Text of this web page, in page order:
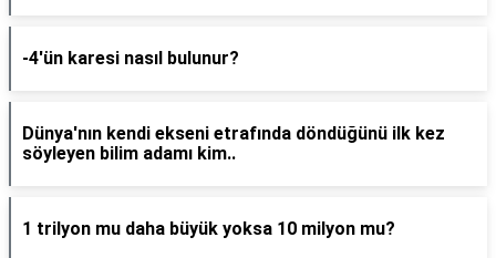
-4'ün karesi nasıl bulunur?
Dünya'nın kendi ekseni etrafında döndüğünü ilk kez
söyleyen bilim adamı kim..
1 trilyon mu daha büyük yoksa 10 milyon mu?